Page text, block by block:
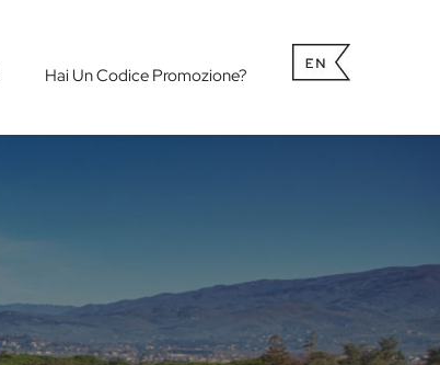
Hai Un Codice Promozione?